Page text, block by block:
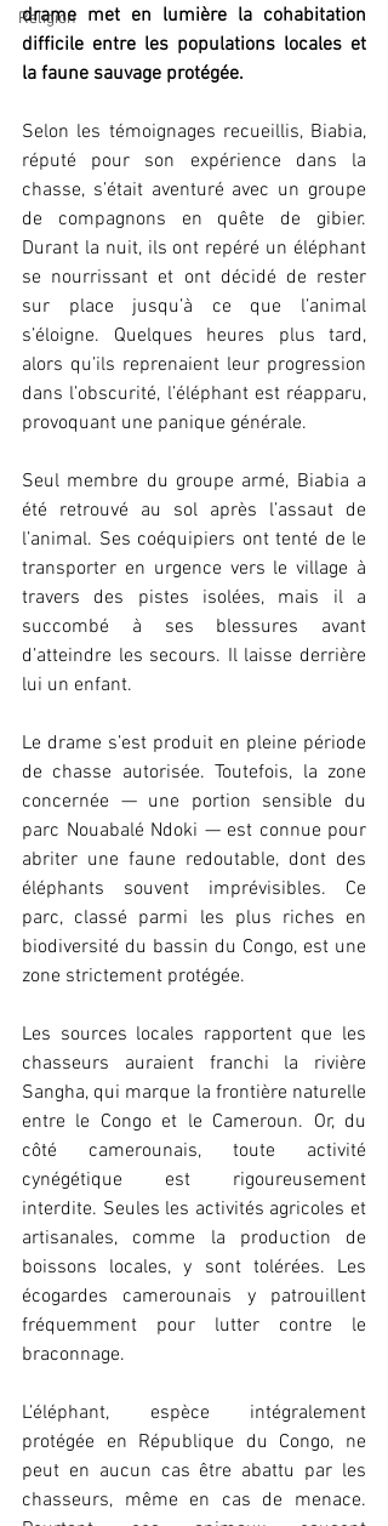
Religion
drame met en lumière la cohabitation
difficile entre les populations locales et
la faune sauvage protégée.
Selon les témoignages recueillis, Biabia,
réputé pour son expérience dans la
chasse, s’était aventuré avec un groupe
de compagnons en quête de gibier.
Durant la nuit, ils ont repéré un éléphant
se nourrissant et ont décidé de rester
sur place jusqu’à ce que l’animal
s’éloigne. Quelques heures plus tard,
alors qu’ils reprenaient leur progression
dans l’obscurité, l’éléphant est réapparu,
provoquant une panique générale.
Seul membre du groupe armé, Biabia a
été retrouvé au sol après l’assaut de
l’animal. Ses coéquipiers ont tenté de le
transporter en urgence vers le village à
travers des pistes isolées, mais il a
succombé à ses blessures avant
d’atteindre les secours. Il laisse derrière
lui un enfant.
Le drame s’est produit en pleine période
de chasse autorisée. Toutefois, la zone
concernée — une portion sensible du
parc Nouabalé Ndoki — est connue pour
abriter une faune redoutable, dont des
éléphants souvent imprévisibles. Ce
parc, classé parmi les plus riches en
biodiversité du bassin du Congo, est une
zone strictement protégée.
Les sources locales rapportent que les
chasseurs auraient franchi la rivière
Sangha, qui marque la frontière naturelle
entre le Congo et le Cameroun. Or, du
côté camerounais, toute activité
cynégétique est rigoureusement
interdite. Seules les activités agricoles et
artisanales, comme la production de
boissons locales, y sont tolérées. Les
écogardes camerounais y patrouillent
fréquemment pour lutter contre le
braconnage.
L’éléphant, espèce intégralement
protégée en République du Congo, ne
peut en aucun cas être abattu par les
chasseurs, même en cas de menace.